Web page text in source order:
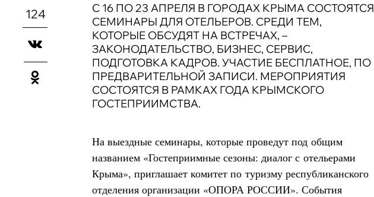
124
С 16 ПО 23 АПРЕЛЯ В ГОРОДАХ КРЫМА СОСТОЯТСЯ
СЕМИНАРЫ ДЛЯ ОТЕЛЬЕРОВ. СРЕДИ ТЕМ,
КОТОРЫЕ ОБСУДЯТ НА ВСТРЕЧАХ, –
ЗАКОНОДАТЕЛЬСТВО, БИЗНЕС, СЕРВИС,
ПОДГОТОВКА КАДРОВ. УЧАСТИЕ БЕСПЛАТНОЕ, ПО
ПРЕДВАРИТЕЛЬНОЙ ЗАПИСИ. МЕРОПРИЯТИЯ
СОСТОЯТСЯ В РАМКАХ ГОДА КРЫМСКОГО
ГОСТЕПРИИМСТВА.
На выездные семинары, которые проведут под общим
названием «Гостеприимные сезоны: диалог с отельерами
Крыма», приглашает комитет по туризму республиканского
отделения организации «ОПОРА РОССИИ». События